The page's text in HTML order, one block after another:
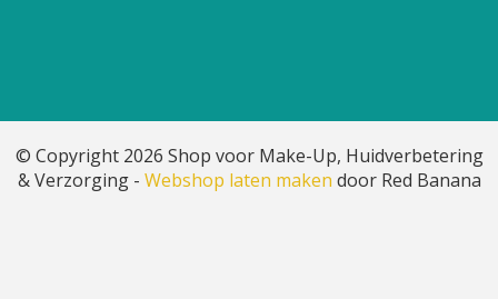
© Copyright 2026 Shop voor Make-Up, Huidverbetering
& Verzorging - Webshop laten maken door Red Banana